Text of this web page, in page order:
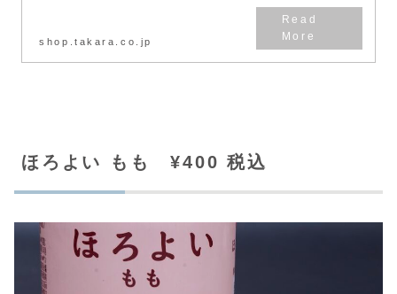
shop.takara.co.jp
ほろよい もも ¥400 税込